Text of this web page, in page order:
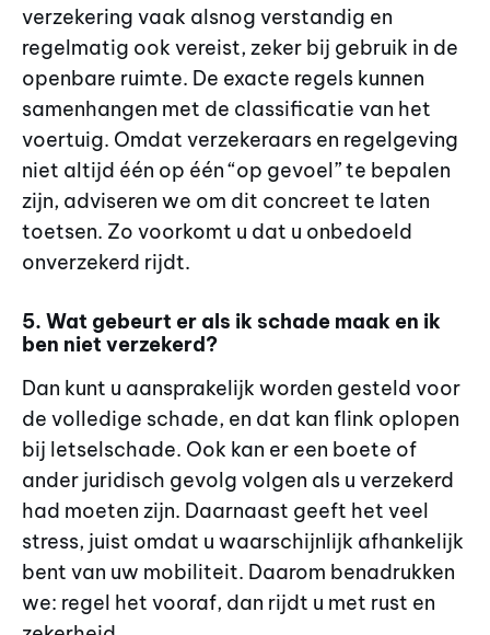
verzekering vaak alsnog verstandig en
regelmatig ook vereist, zeker bij gebruik in de
openbare ruimte. De exacte regels kunnen
samenhangen met de classificatie van het
voertuig. Omdat verzekeraars en regelgeving
niet altijd één op één “op gevoel” te bepalen
zijn, adviseren we om dit concreet te laten
toetsen. Zo voorkomt u dat u onbedoeld
onverzekerd rijdt.
5. Wat gebeurt er als ik schade maak en ik
ben niet verzekerd?
Dan kunt u aansprakelijk worden gesteld voor
de volledige schade, en dat kan flink oplopen
bij letselschade. Ook kan er een boete of
ander juridisch gevolg volgen als u verzekerd
had moeten zijn. Daarnaast geeft het veel
stress, juist omdat u waarschijnlijk afhankelijk
bent van uw mobiliteit. Daarom benadrukken
we: regel het vooraf, dan rijdt u met rust en